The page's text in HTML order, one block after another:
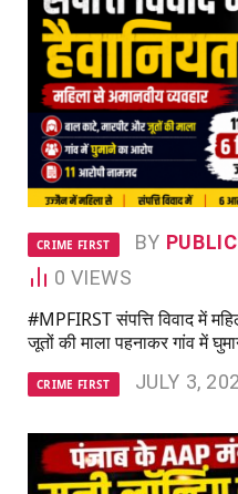
CRIME FIRST BY
0 VIEWS
#MPFIRST संपत्ति विवाद में
जूतों की माला पहनाकर गांव में
CRIME FIRST JULY 3,